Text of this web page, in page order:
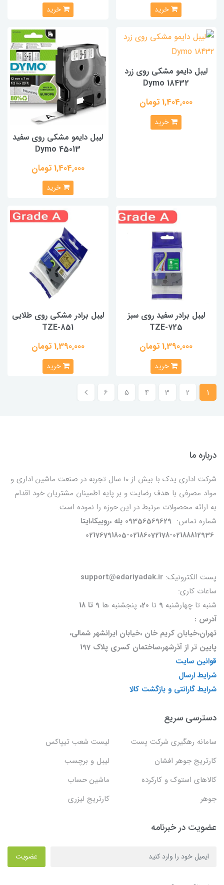
خرید خرید
لیبل دایمو مشکی روی زرد
Dymo 18432
1,404,000 تومان
خرید
لیبل دایمو مشکی روی سفید
Dymo 45013
1,404,000 تومان
خرید
لیبل برادر سفید روی سبز
TZE-725
1,390,000 تومان
خرید
لیبل برادر مشکی روی طلایی
TZE-851
1,390,000 تومان
خرید
1
2
3
4
5
6
درباره ما
شرکت اداری یدک با بیش از 10 سال تجربه در صنعت ماشین اداری و
مواد مصرفی با هدف رضایت و بر پایه اطمینان مشتریان خود اقدام
به ارائه محصولات مرتبط در این حوزه را نموده است.
شماره تماس: 09356569629 بله ،روبیکا،ایتا
02176791805-02186072178-02188812936
پست الکترونیک:
ساعات کاری:
شنبه تا چهارشنبه 9 تا 20، پنجشنبه ها
آدرس :
تهران،خیابان کریم خان ،خیابان ایرانشهر شمالی،
پایین تر از آذرشهر،ساختمان کسری پلاک 197
قوانین سایت
شرایط ارسال
شرایط گارانتی و بازگشت کالا
دسترسی سریع
سامانه رهگیری شرکت پست
لیست شعب تیپاکس
کارتریج جوهر افشان
لیبل و برچسب
کالاهای استوک و کارکرده
ماشین حساب
جوهر
کارتریج لیزری
عضویت در خبرنامه
عضویت